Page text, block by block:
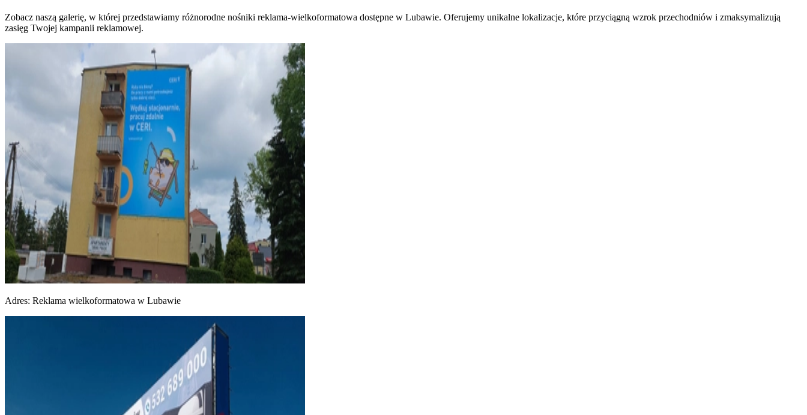
Zobacz naszą galerię, w której przedstawiamy różnorodne nośniki reklama-wielkoformatowa dostępne w Lubawie. Oferujemy unikalne lokalizacje, które przyciągną wzrok przechodniów i zmaksymalizują
zasięg Twojej kampanii reklamowej.
Adres: Reklama wielkoformatowa w Lubawie